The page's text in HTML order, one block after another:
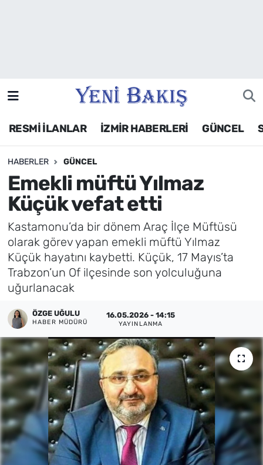
RESMİ İLANLAR İZMİR HABERLERİ GÜNCEL
HABERLER GÜNCEL
Emekli müftü Yılmaz
Küçük vefat etti
Kastamonu’da bir dönem Araç İlçe Müftüsü
olarak görev yapan emekli müftü Yılmaz
Küçük hayatını kaybetti. Küçük, 17 Mayıs’ta
Trabzon’un Of ilçesinde son yolculuğuna
uğurlanacak
ÖZGE UĞULU
HABER MÜDÜRÜ
16.05.2026 - 14:15
YAYINLANMA
Siyaset
Asayiş / Polis-Adliye
Spor
Magazin
Foto Galeri
Künye
İletişim